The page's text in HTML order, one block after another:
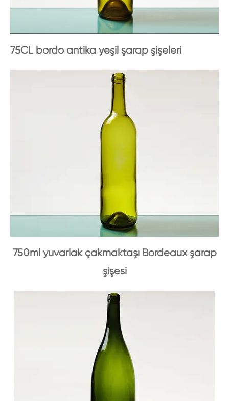
75CL bordo antika yeşil şarap şişeleri
750ml yuvarlak çakmaktaşı Bordeaux şarap
şişesi